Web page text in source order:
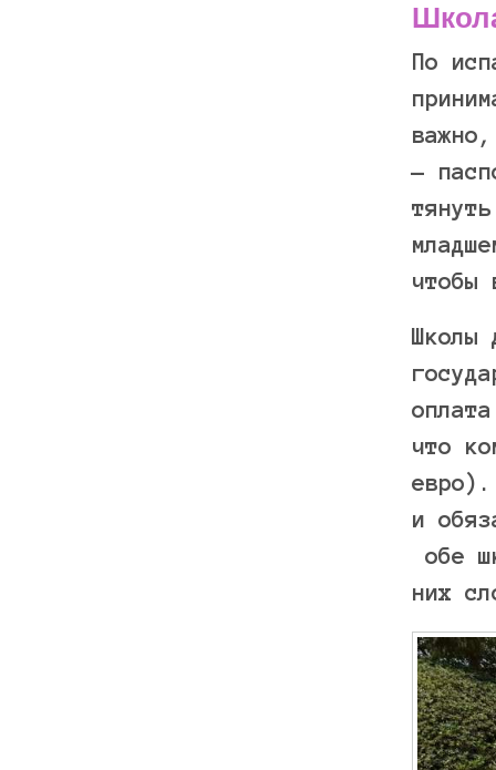
По
—
чтобы
Школы
что
евро).
и
обе
них